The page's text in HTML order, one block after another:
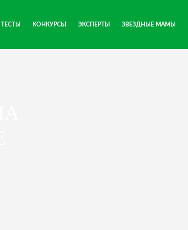
ТЕСТЫ КОНКУРСЫ ЭКСПЕРТЫ ЗВЕЗДНЫЕ МАМЫ